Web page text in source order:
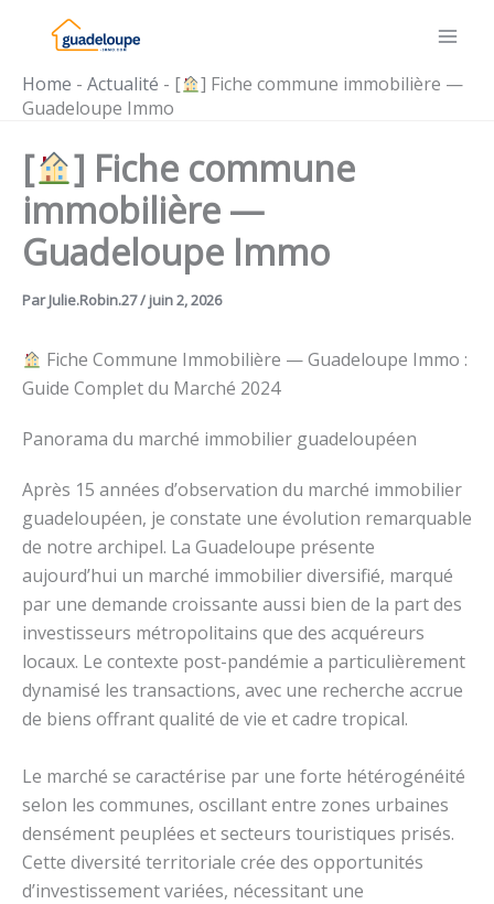
Home - Actualité - [
] Fiche commune immobilière —
Guadeloupe Immo
[
] Fiche commune
immobilière —
Guadeloupe Immo
ParJulie.Robin.27/ juin 2, 2026
Fiche Commune Immobilière — Guadeloupe Immo :
Guide Complet du Marché 2024
Panorama du marché immobilier guadeloupéen
Après 15 années d’observation du marché immobilier
guadeloupéen, je constate une évolution remarquable
de notre archipel. La Guadeloupe présente
aujourd’hui un marché immobilier diversifié, marqué
par une demande croissante aussi bien de la part des
investisseurs métropolitains que des acquéreurs
locaux. Le contexte post-pandémie a particulièrement
dynamisé les transactions, avec une recherche accrue
de biens offrant qualité de vie et cadre tropical.
Le marché se caractérise par une forte hétérogénéité
selon les communes, oscillant entre zones urbaines
densément peuplées et secteurs touristiques prisés.
Cette diversité territoriale crée des opportunités
d’investissement variées, nécessitant une